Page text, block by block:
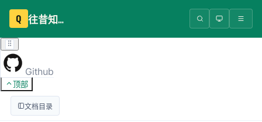
Q 往昔知识库
Github
顶部
文档目录